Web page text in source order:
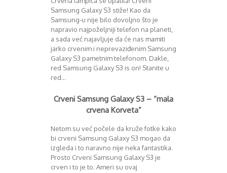
Upoređivanje modela
Windows Phone
Zanimljivosti
Maj 2013
Juni 2013
Juli 2013
August 2013
Septembar 2013
Decembar 2013
Februar 2014
Mart 2014
April 2014
Maj 2014
Samsung Galaxy S3 stiže! Kao da
Samsung-u nije bilo dovoljno što je
napravio najpoželjniji telefon na planeti,
a sada već najavljuje da će nas mamiti
jarko crvenim i neprevaziđenim Samsung
Galaxy S3 pametnim telefonom. Dakle,
red Samsung Galaxy S3 is on! Stanite u
red…
Crveni Samsung Galaxy S3 – “mala
crvena Korveta”
Netom su već počele da kruže fotke kako
bi crveni Samsung Galaxy S3 mogao da
izgleda i to naravno nije neka fantastika.
Prosto Crveni Samsung Galaxy S3 je
crven i to je to. Ameri su ovaj